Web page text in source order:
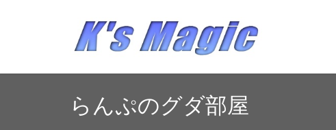
らんぷのグダ部屋